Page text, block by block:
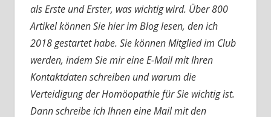
als Erste und Erster, was wichtig wird. Über 800
Artikel können Sie hier im Blog lesen, den ich
2018 gestartet habe. Sie können Mitglied im Club
werden, indem Sie mir eine E-Mail mit Ihren
Kontaktdaten schreiben und warum die
Verteidigung der Homöopathie für Sie wichtig ist.
Dann schreibe ich Ihnen eine Mail mit den